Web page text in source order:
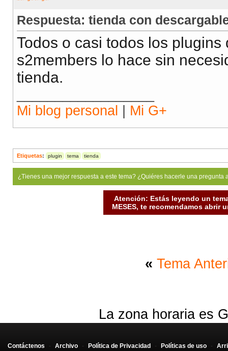
Respuesta: tienda con
Todos o casi todos los
s2members lo hace sin
tienda.
Mi blog personal | Mi G+
Etiquetas: plugin tema tienda
¿Tienes una mejor respuesta a este tema? ¿Quiéres hacerle una
Atención: Estás leyendo un
MESES, te recomendamos abrir
« Tema
La zona horaria es
Contáctenos - Archivo - Política de Privacidad - Políticas de uso -